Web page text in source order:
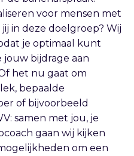
voor mensen met
in deze doelgroep? Wij
je optimaal kunt
bijdrage aan
het nu gaat om
bepaalde
of bijvoorbeeld
samen met jou, je
gaan wij kijken
om een